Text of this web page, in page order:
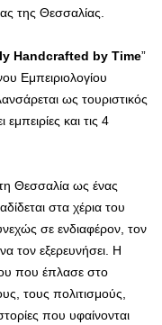
της Θεσσαλίας.
Handcrafted by Time”
Εμπειριολογίου
ως τουριστικός
και τις 4
Θεσσαλία ως ένας
στα χέρια του
σε ενδιαφέρον, τον
τον εξερευνήσει. Η
που έπλασε στο
τους πολιτισμούς,
που υφαίνονται